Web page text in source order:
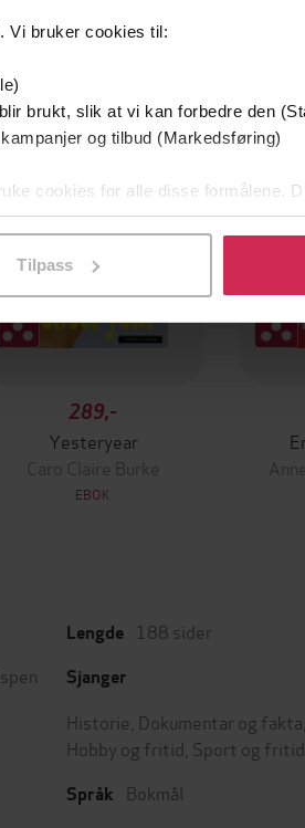
Vi bruker cookies til:
brukt, slik at vi kan forbedre den
og tilbud (Markedsføring)
cookies for alle disse formålene.
Du kan når som helst trekke
Tilpass
289,-
Yesteryear
Caro Claire Burke
EBOK
Lengde 188 sider
Sjanger
Historie Dokumentar og fakta
Hobby og fritid Sport og fritid
Språk Bokmål